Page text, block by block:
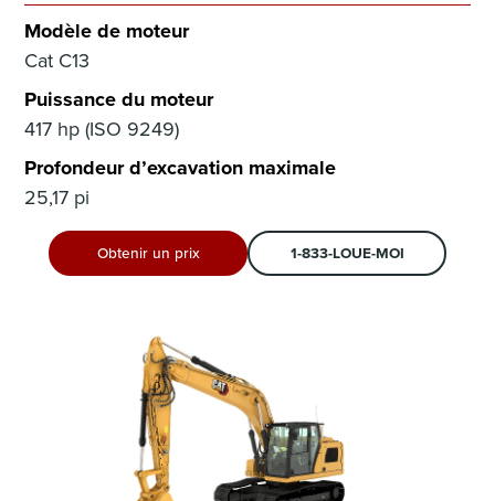
Modèle de moteur
Cat C13
Puissance du moteur
417 hp (ISO 9249)
Profondeur d’excavation maximale
25,17 pi
Obtenir un prix 1-833-LOUE-MOI